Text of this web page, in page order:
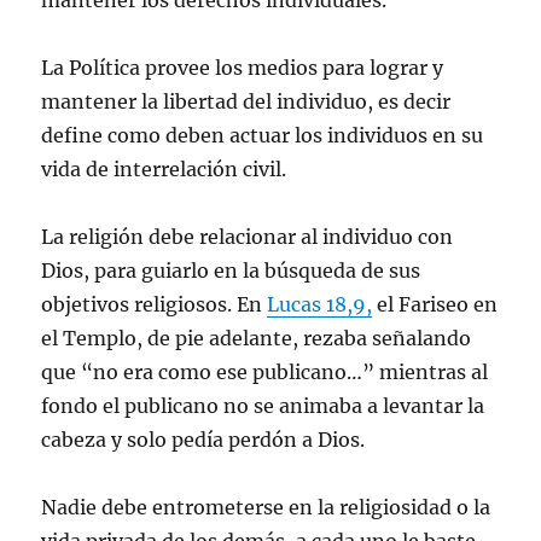
La Política provee los medios para lograr y
mantener la libertad del individuo, es decir
define como deben actuar los individuos en su
vida de interrelación civil.
La religión debe relacionar al individuo con
Dios, para guiarlo en la búsqueda de sus
objetivos religiosos. EnLucas 18,9, el Fariseo en
el Templo, de pie adelante, rezaba señalando
que “no era como ese publicano…” mientras al
fondo el publicano no se animaba a levantar la
cabeza y solo pedía perdón a Dios.
Nadie debe entrometerse en la religiosidad o la